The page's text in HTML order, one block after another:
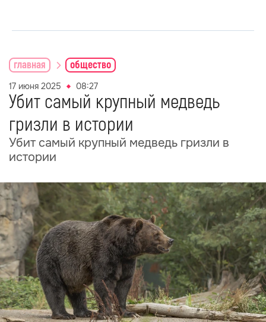
главная общество
17 июня 2025 08:27
Убит самый крупный медведь
гризли в истории
Убит самый крупный медведь гризли в
истории